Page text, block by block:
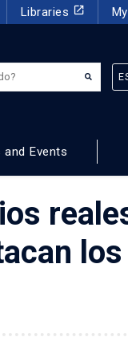
Libraries launch
estás buscando?
and Events